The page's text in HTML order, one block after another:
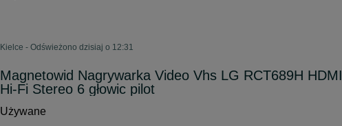
Kielce - Odświeżono dzisiaj o 12:31
Magnetowid Nagrywarka Video Vhs LG RCT689H HDMI
Hi-Fi Stereo 6 głowic pilot
Używane